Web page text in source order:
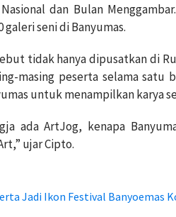
dan Bulan
seni di Banyumas.
tidak hanya dipusatkan di
masing peserta selama satu
untuk menampilkan karya
ada ArtJog, kenapa
ujar Cipto.
Jadi Ikon Festival Banyoemas